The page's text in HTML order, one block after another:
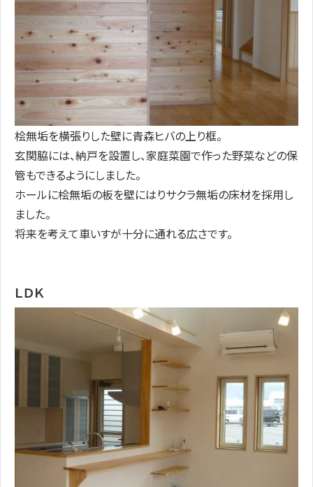
桧無垢を横張りした壁に青森ヒバの上り框。
玄関脇には、納戸を設置し、家庭菜園で作った野菜などの保
管もできるようにしました。
ホールに桧無垢の板を壁にはりサクラ無垢の床材を採用し
ました。
将来を考えて車いすが十分に通れる広さです。
ＬＤＫ